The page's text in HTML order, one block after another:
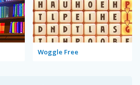
Woggle Free